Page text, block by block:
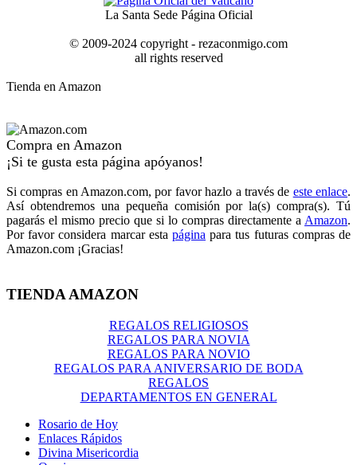
La Santa Sede Página Oficial
© 2009-2024 copyright - rezaconmigo.com
all rights reserved
Tienda en Amazon
Compra en Amazon
¡Si te gusta esta página apóyanos!
Si compras en Amazon.com, por favor hazlo a través de este enlace.
Así obtendremos una pequeña comisión por la(s) compra(s). Tú
pagarás el mismo precio que si lo compras directamente a Amazon.
Por favor considera marcar esta página para tus futuras compras de
Amazon.com ¡Gracias!
TIENDA AMAZON
REGALOS RELIGIOSOS
REGALOS PARA NOVIA
REGALOS PARA NOVIO
REGALOS PARA ANIVERSARIO DE BODA
REGALOS
DEPARTAMENTOS EN GENERAL
Rosario de Hoy
Enlaces Rápidos
Divina Misericordia